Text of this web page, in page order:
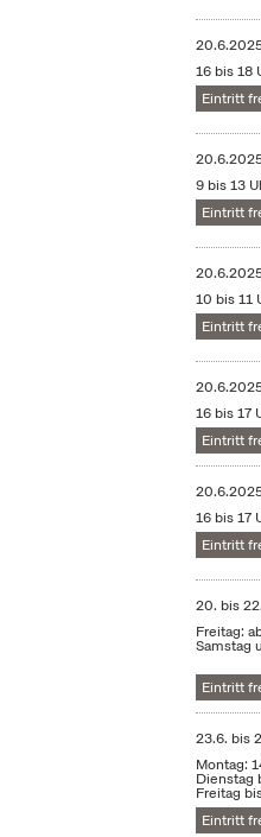
16 bis 18
Eintritt
9 bis 13
Eintritt
10 bis 11
Eintritt
16 bis 17
Eintritt
16 bis 17
Eintritt
20. bis
Freitag:
Samstag
Eintritt
23.6. bis
Montag:
Dienstag
Freitag
Eintritt